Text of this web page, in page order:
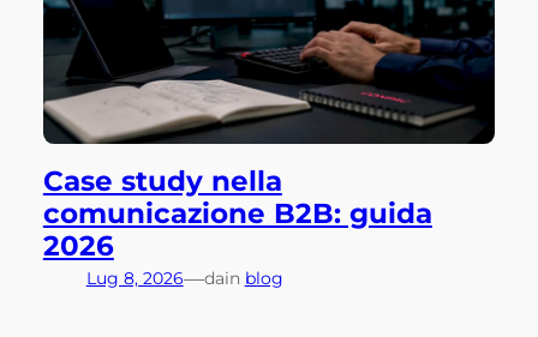
Case study nella
comunicazione B2B: guida
2026
Lug 8, 2026—dain blog